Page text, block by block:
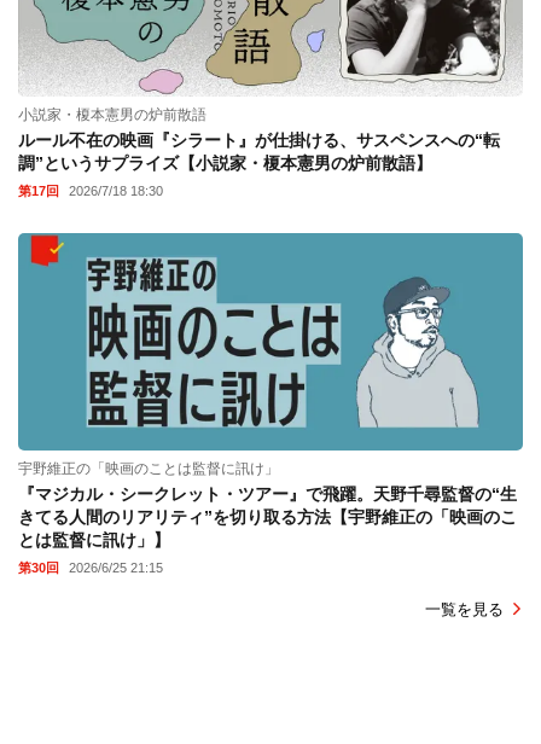
小説家・榎本憲男の炉前散語
ルール不在の映画『シラート』が仕掛ける、サスペンスへの“転
調”というサプライズ【小説家・榎本憲男の炉前散語】
第17回 2026/7/18 18:30
宇野維正の「映画のことは監督に訊け」
『マジカル・シークレット・ツアー』で飛躍。天野千尋監督の“生
きてる人間のリアリティ”を切り取る方法【宇野維正の「映画のこ
とは監督に訊け」】
第30回 2026/6/25 21:15
一覧を見る